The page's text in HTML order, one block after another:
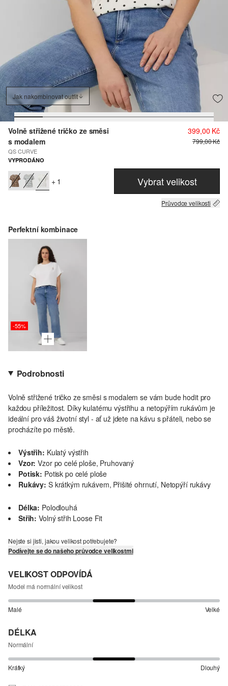
Jak nakombinovat outfit
Volně střižené tričko ze směsi
s modalem
QS CURVE
399,00 Kč
799,00 Kč
VYPRODÁNO
+ 1 Vybrat velikost
Průvodce velikosti
Perfektní kombinace
-55%
Podrobnosti
Volně střižené tričko ze směsi s modalem se vám bude hodit pro
každou příležitost. Díky kulatému výstřihu a netopýřím rukávům je
ideální pro váš životní styl - ať už jdete na kávu s přáteli, nebo se
procházíte po městě.
Výstřih: Kulatý výstřih
Vzor: Vzor po celé ploše, Pruhovaný
Potisk: Potisk po celé ploše
Rukávy: S krátkým rukávem, Přišité ohrnutí, Netopýří rukávy
Délka: Polodlouhá
Střih: Volný střih Loose Fit
Nejste si jisti, jakou velikost potřebujete?
Podívejte se do našeho průvodce velikostmi
VELIKOST ODPOVÍDÁ
Model má normální velikost
Malé Velké
DÉLKA
Normální
Krátký Dlouhý